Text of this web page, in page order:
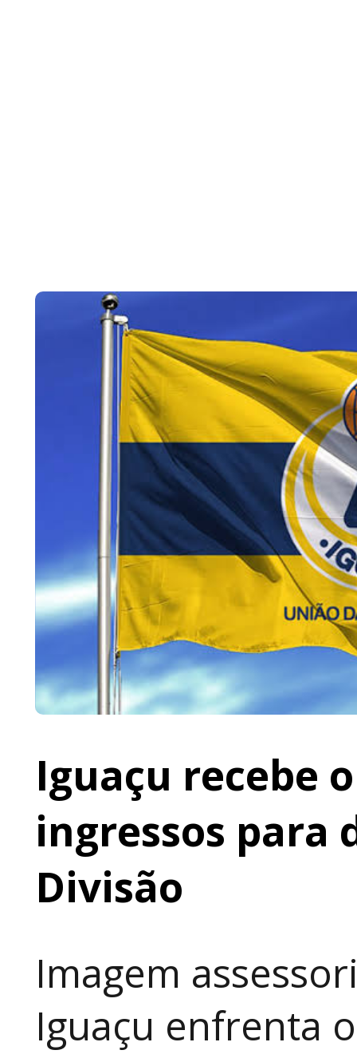
Iguaçu recebe
ingressos para
Divisão
Imagem
Iguaçu enfrenta